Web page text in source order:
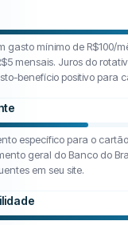
gasto mínimo de R$100/
mensais. Juros do
benefício positivo para
específico para o
geral do Banco do
em seu site.